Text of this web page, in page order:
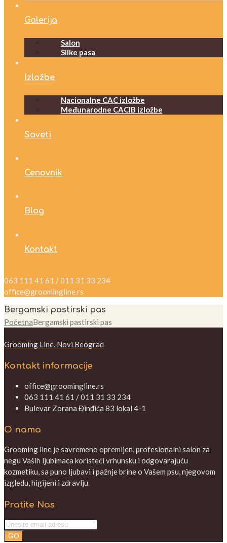
Galerija
Salon
Slike pasa
Izložbe
Nacionalne CAC izložbe
Međunarodne CACIB izložbe
Saveti
Cenovnik
Blog
Kontakt
063 111 41 61 / 011 31 33 234
office@groomingline.rs
Bergamski pastirski pas
PočetnaBergamski pastirski pas
Grooming Line, Novi Beograd
Kontakt informacije
office@groomingline.rs
063 111 41 61 / 011 31 33 234
Bulevar Zorana Đinđića 83 lokal 4-1
O nama
Grooming line je savremeno opremljen, profesionalni salon za
negu Vaših ljubimaca koristeći vrhunsku i odgovarajuću
kozmetiku, sa puno ljubavi i pažnje brine o Vašem psu, njegovom
izgledu, higijeni i zdravlju.
Pratite Nas